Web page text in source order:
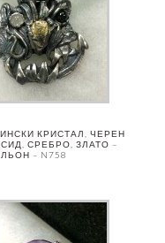
КРИСТАЛ, ЧЕРЕН
СРЕБРО, ЗЛАТО –
– N758